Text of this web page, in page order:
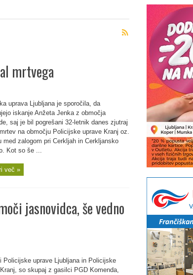
mrtvega
uprava Ljubljana je sporočila, da
iskanje Anžeta Jenka z območja
saj je bil pogrešani 32-letnik danes zjutraj
na območju Policijske uprave Kranj oz.
med zalogom pri Cerkljah in Cerkljansko
Kot so še ...
več »
jasnovidca, še vedno
Policijske uprave Ljubljana in Policijske
so skupaj z gasilci PGD Komenda,